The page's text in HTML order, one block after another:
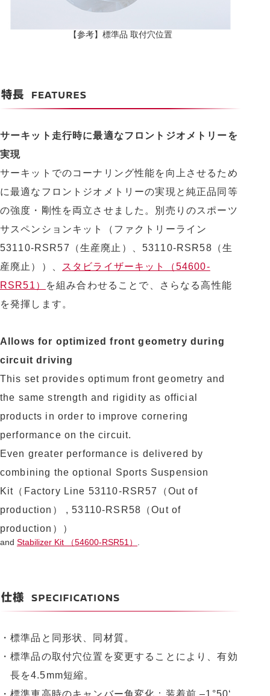
【参考】標準品 取付穴位置
サーキット走行時に最適なフロントジオメトリーを
実現
サーキットでのコーナリング性能を向上させるため
に最適なフロントジオメトリーの実現と純正品同等
の強度・剛性を両立させました。別売りのスポーツ
サスペンションキット（ファクトリーライン
53110-RSR57（生産廃止）、53110-RSR58（生
産廃止））、
スタビライザーキット（54600-
RSR51）
を組み合わせることで、さらなる高性能
を発揮します。
Allows for optimized front geometry during
circuit driving
This set provides optimum front geometry and
the same strength and rigidity as official
products in order to improve cornering
performance on the circuit.
Even greater performance is delivered by
combining the optional Sports Suspension
Kit（Factory Line 53110-RSR57（Out of
production） , 53110-RSR58（Out of
production））
and Stabilizer Kit （54600-RSR51）
・標準品と同形状、同材質。
・標準品の取付穴位置を変更することにより、有効
長を4.5mm短縮。